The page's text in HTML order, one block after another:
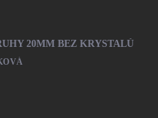
20MM BEZ KRYSTALŮ